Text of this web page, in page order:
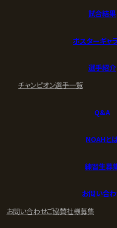
試合結果
ポスターギャ
選手紹介
チャンピオン選手一覧
Q&A
NOAHと
練習生募
お問い合
お問い合わせご協賛社様募集